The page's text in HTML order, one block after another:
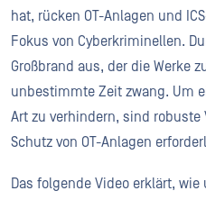
hat, rücken OT-Anlagen und
Fokus von Cyberkriminellen.
Großbrand aus, der die Werke
unbestimmte Zeit zwang. Um
Art zu verhindern, sind
Schutz von OT-Anlagen
Das folgende Video erklärt,